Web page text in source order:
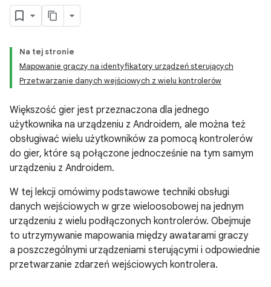
Na tej stronie
Mapowanie graczy na identyfikatory urządzeń sterujących
Przetwarzanie danych wejściowych z wielu kontrolerów
Większość gier jest przeznaczona dla jednego
użytkownika na urządzeniu z Androidem, ale można też
obsługiwać wielu użytkowników za pomocą kontrolerów
do gier, które są połączone jednocześnie na tym samym
urządzeniu z Androidem.
W tej lekcji omówimy podstawowe techniki obsługi
danych wejściowych w grze wieloosobowej na jednym
urządzeniu z wielu podłączonych kontrolerów. Obejmuje
to utrzymywanie mapowania między awatarami graczy
a poszczególnymi urządzeniami sterującymi i odpowiednie
przetwarzanie zdarzeń wejściowych kontrolera.